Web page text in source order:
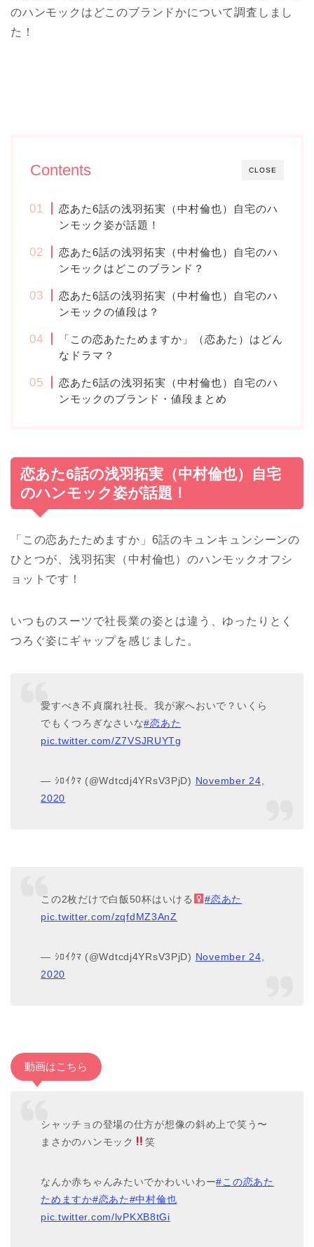
のハンモックはどこのブランドかについて調査しまし
た！
CLOSE
Contents
恋あた6話の浅羽拓実（中村倫也）自宅のハ
ンモック姿が話題！
恋あた6話の浅羽拓実（中村倫也）自宅のハ
ンモックはどこのブランド？
恋あた6話の浅羽拓実（中村倫也）自宅のハ
ンモックの値段は？
「この恋あたためますか」（恋あた）はどん
なドラマ？
恋あた6話の浅羽拓実（中村倫也）自宅のハ
ンモックのブランド・値段まとめ
恋あた6話の浅羽拓実（中村倫也）自宅
のハンモック姿が話題！
「この恋あたためますか」6話のキュンキュンシーンの
ひとつが、浅羽拓実（中村倫也）のハンモックオフシ
ョットです！
いつものスーツで社長業の姿とは違う、ゆったりとく
つろぐ姿にギャップを感じました。
愛すべき不貞腐れ社長。我が家へおいで？いくら
でもくつろぎなさいな#恋あた
pic.twitter.com/Z7VSJRUYTg
— ｼﾛｲｸﾏ (@Wdtcdj4YRsV3PjD) November 24,
2020
この2枚だけで白飯50杯はいける‍
#恋あた
pic.twitter.com/zqfdMZ3AnZ
— ｼﾛｲｸﾏ (@Wdtcdj4YRsV3PjD) November 24,
2020
動画はこちら
シャッチョの登場の仕方が想像の斜め上で笑う〜
まさかのハンモック
笑
なんか赤ちゃんみたいでかわいいわー#この恋あた
ためますか#恋あた#中村倫也
pic.twitter.com/lvPKXB8tGi